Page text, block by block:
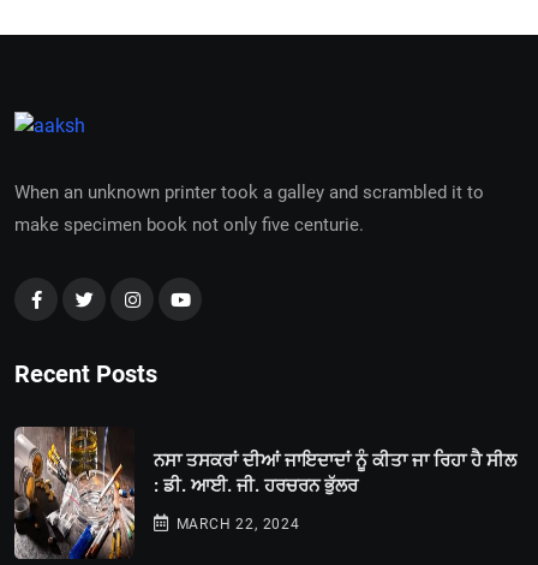
When an unknown printer took a galley and scrambled it to
make specimen book not only five centurie.
Recent Posts
ਨਸਾ ਤਸਕਰਾਂ ਦੀਆਂ ਜਾਇਦਾਦਾਂ ਨੂੰ ਕੀਤਾ ਜਾ ਰਿਹਾ ਹੈ ਸੀਲ
: ਡੀ. ਆਈ. ਜੀ. ਹਰਚਰਨ ਭੁੱਲਰ
MARCH 22, 2024